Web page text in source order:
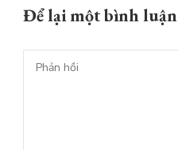
Để lại một bình luận